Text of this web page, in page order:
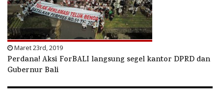
Maret 23rd, 2019
Perdana! Aksi ForBALI langsung segel kantor DPRD dan
Gubernur Bali